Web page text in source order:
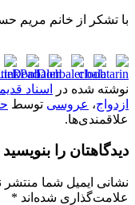
با تشکر از خانم مريم
نوشته شده در اسناد
ازدواج، عروسی توسط
علاقمندی‌ها.
دیدگاهتان را بنویسید
نشانی ایمیل شما منتشر
علامت‌گذاری شده‌اند *